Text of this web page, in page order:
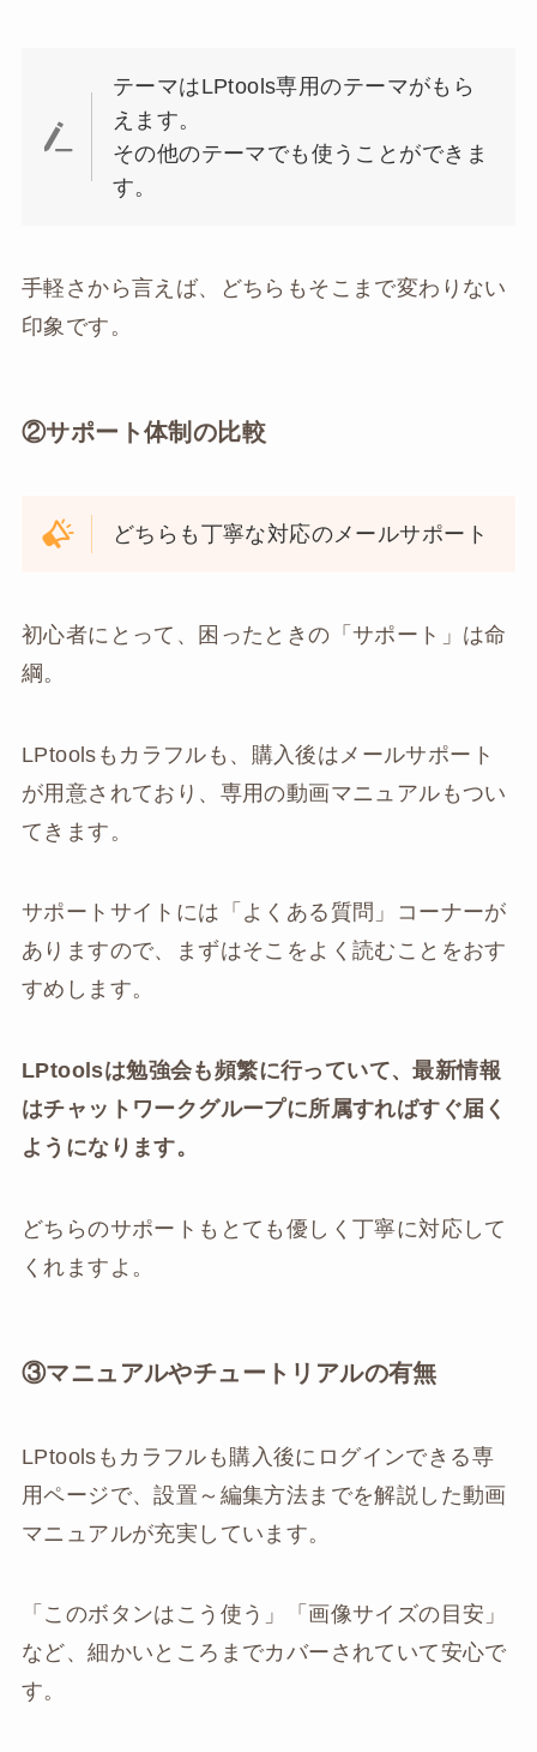
テーマはLPtools専用のテーマがもら
えます。
その他のテーマでも使うことができま
す。
手軽さから言えば、どちらもそこまで変わりない
印象です。
②サポート体制の比較
どちらも丁寧な対応のメールサポート
初心者にとって、困ったときの「サポート」は命
綱。
LPtoolsもカラフルも、購入後はメールサポート
が用意されており、専用の動画マニュアルもつい
てきます。
サポートサイトには「よくある質問」コーナーが
ありますので、まずはそこをよく読むことをおす
すめします。
LPtoolsは勉強会も頻繁に行っていて、最新情報
はチャットワークグループに所属すればすぐ届く
ようになります。
どちらのサポートもとても優しく丁寧に対応して
くれますよ。
③マニュアルやチュートリアルの有無
LPtoolsもカラフルも購入後にログインできる専
用ページで、設置～編集方法までを解説した動画
マニュアルが充実しています。
「このボタンはこう使う」「画像サイズの目安」
など、細かいところまでカバーされていて安心で
す。